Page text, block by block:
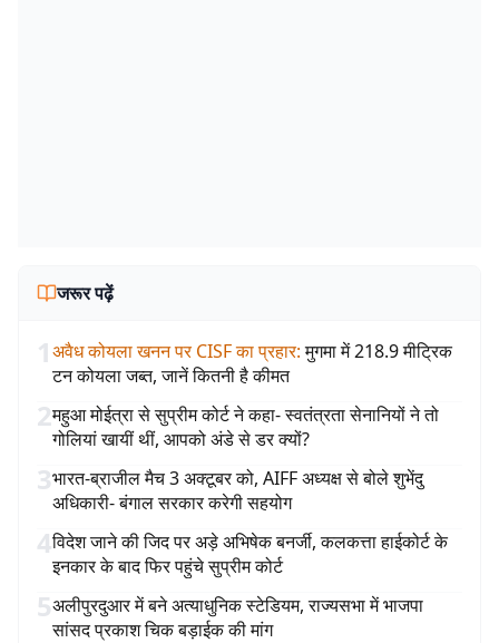
जरूर पढ़ें
1अवैध कोयला खनन पर CISF का प्रहार: मुगमा में 218.9 मीट्रिक
टन कोयला जब्त, जानें कितनी है कीमत
2महुआ मोईत्रा से सुप्रीम कोर्ट ने कहा- स्वतंत्रता सेनानियों ने तो
गोलियां खायीं थीं, आपको अंडे से डर क्यों?
3भारत-ब्राजील मैच 3 अक्टूबर को, AIFF अध्यक्ष से बोले शुभेंदु
अधिकारी- बंगाल सरकार करेगी सहयोग
4विदेश जाने की जिद पर अड़े अभिषेक बनर्जी, कलकत्ता हाईकोर्ट के
इनकार के बाद फिर पहुंचे सुप्रीम कोर्ट
5अलीपुरदुआर में बने अत्याधुनिक स्टेडियम, राज्यसभा में भाजपा
सांसद प्रकाश चिक बड़ाईक की मांग